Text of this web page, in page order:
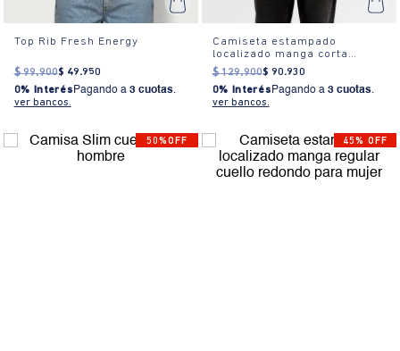
Top Rib Fresh Energy
$ 99.900$ 49.950
0% Interés Pagando a 3 cuotas.
ver bancos.
Camiseta estampado
localizado manga corta
cuello redondo para hombre
$ 129.900$ 90.930
0% Interés Pagando a 3 cuotas.
ver bancos.
50%OFF 45% OFF